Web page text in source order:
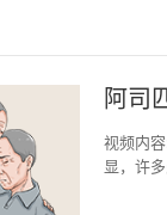
阿司
视频内
显，许